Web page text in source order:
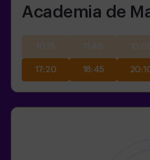
Academia de
17:20 18:45